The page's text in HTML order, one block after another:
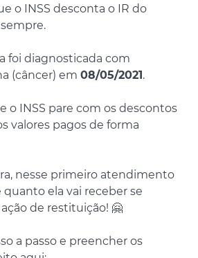
o INSS desconta o IR do
foi diagnosticada com
(câncer) em 08/05/2021.
o INSS pare com os descontos
valores pagos de forma
nesse primeiro atendimento
quanto ela vai receber se
de restituição! 🤗
a passo e preencher os